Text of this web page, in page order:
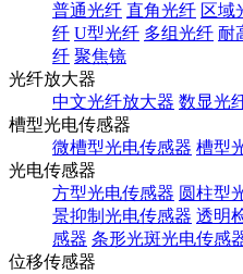
普通光纤 直角光纤 区域
纤 U型光纤 多组光纤 耐
纤 聚焦镜
光纤放大器
中文光纤放大器 数显光
槽型光电传感器
微槽型光电传感器 槽型
光电传感器
方型光电传感器 圆柱型
景抑制光电传感器 透明
感器 条形光斑光电传感
位移传感器